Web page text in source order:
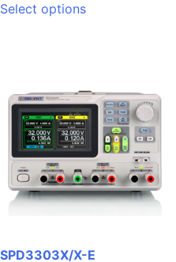
Select optionsproduct
The
options
may
be
chosen
on
the
SPD3303X/X-E